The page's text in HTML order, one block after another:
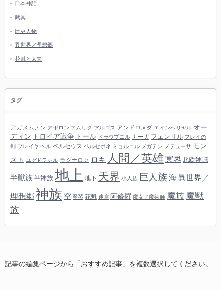
日本神話
武具
歴史人物
異世界／理想郷
花魁と太夫
タグ
アガメムノン アポロン アムリタ アルゴス アンドロメダ エインヘリヤル オー
ディン トロイア戦争 トール ドラウプニル ナーガ フェンリル フレイの
剣 フレイヤ ヘル ペルセウス ペルセポネ ミョルニル メガテン メデューサ モン
スト
ユグドラシル ラグナロク ロキ 人間／英雄冥界 北欧神話
半獣族 半神族 地上 地下 天界 小人族 巨人族 海異世界／
理想郷神族 空 竪琴 花魁 迷宮 阿修羅 魔女／魔術師 魔族 魔獣
族
記事の編集ページから「おすすめ記事」を複数選択してください。